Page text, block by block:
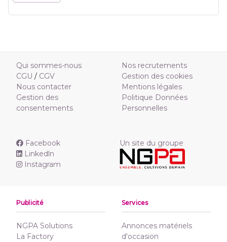
Qui sommes-nous
CGU / CGV
Nous contacter
Gestion des
consentements
Nos recrutements
Gestion des cookies
Mentions légales
Politique Données
Personnelles
Facebook
Linkedln
Instagram
Un site du groupe
Publicité
NGPA Solutions
La Factory
Services
Annonces matériels
d'occasion